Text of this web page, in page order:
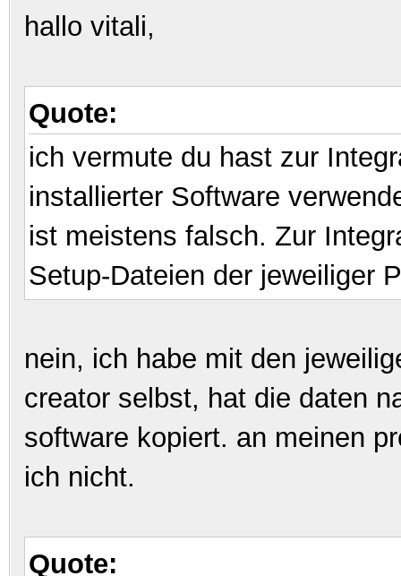
hallo vitali,
Quote:
ich vermute du hast zur
installierter Software
ist meistens falsch. Zur
Setup-Dateien der jeweiliger
nein, ich habe mit den
creator selbst, hat die daten
software kopiert. an meinen
ich nicht.
Quote: